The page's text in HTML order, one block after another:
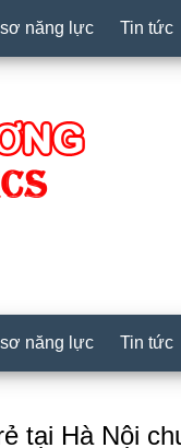
năng lực Tin tức
năng lực Tin tức
tại Hà Nội